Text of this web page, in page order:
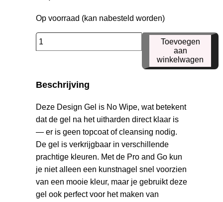
Op voorraad (kan nabesteld worden)
Pro
and
aantal
Toevoegen
aan
winkelwagen
Beschrijving
Deze Design Gel is No Wipe, wat betekent
dat de gel na het uitharden direct klaar is
— er is geen topcoat of cleansing nodig.
De gel is verkrijgbaar in verschillende
prachtige kleuren. Met de Pro and Go kun
je niet alleen een kunstnagel snel voorzien
van een mooie kleur, maar je gebruikt deze
gel ook perfect voor het maken van